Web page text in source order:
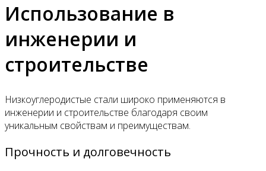
Использование в
инженерии и
строительстве
Низкоуглеродистые стали широко применяются в
инженерии и строительстве благодаря своим
уникальным свойствам и преимуществам.
Прочность и долговечность